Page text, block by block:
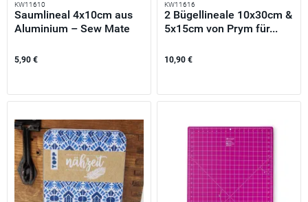
KW11610
Saumlineal 4x10cm aus
Aluminium – Sew Mate
5,90 €
KW11616
2 Bügellineale 10x30cm &
5x15cm von Prym für...
10,90 €